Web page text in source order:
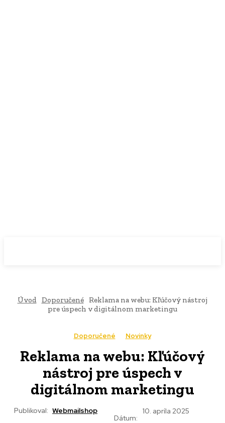
Úvod Doporučené
Reklama na webu: Kľúčový nástroj
pre úspech v digitálnom marketingu
Doporučené Novinky
Reklama na webu: Kľúčový
nástroj pre úspech v
digitálnom marketingu
Publikoval: Webmailshop
Dátum:
10. apríla 2025